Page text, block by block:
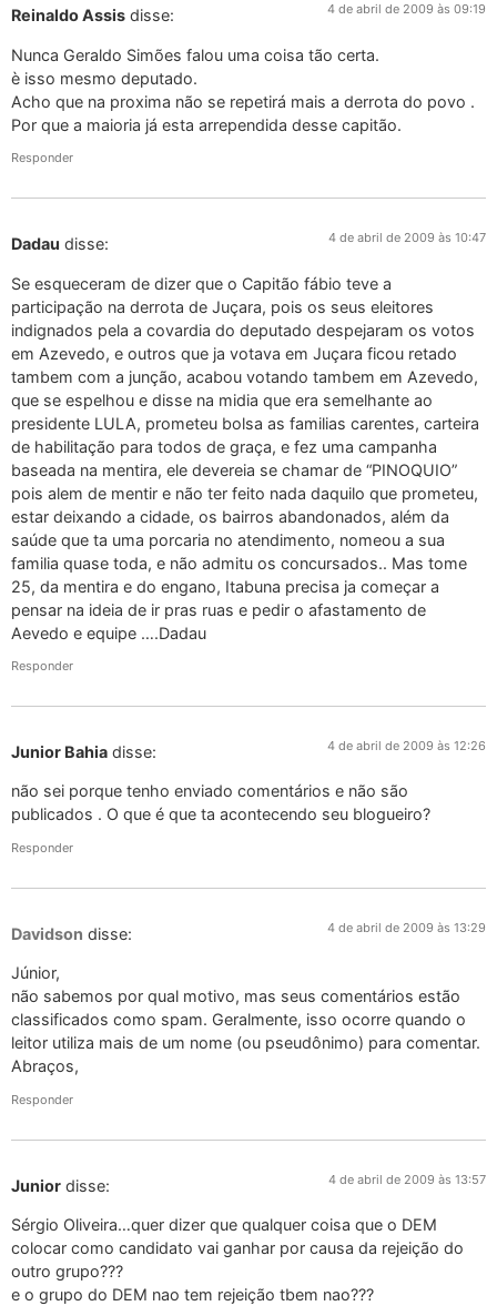
Reinaldo Assis disse: 4 de abril de 2009 às 09:19
Nunca Geraldo Simões falou uma coisa tão certa.
è isso mesmo deputado.
Acho que na proxima não se repetirá mais a derrota do povo .
Por que a maioria já esta arrependida desse capitão.
Responder
Dadau disse: 4 de abril de 2009 às 10:47
Se esqueceram de dizer que o Capitão fábio teve a
participação na derrota de Juçara, pois os seus eleitores
indignados pela a covardia do deputado despejaram os votos
em Azevedo, e outros que ja votava em Juçara ficou retado
tambem com a junção, acabou votando tambem em Azevedo,
que se espelhou e disse na midia que era semelhante ao
presidente LULA, prometeu bolsa as familias carentes, carteira
de habilitação para todos de graça, e fez uma campanha
baseada na mentira, ele devereia se chamar de “PINOQUIO”
pois alem de mentir e não ter feito nada daquilo que prometeu,
estar deixando a cidade, os bairros abandonados, além da
saúde que ta uma porcaria no atendimento, nomeou a sua
familia quase toda, e não admitu os concursados.. Mas tome
25, da mentira e do engano, Itabuna precisa ja começar a
pensar na ideia de ir pras ruas e pedir o afastamento de
Aevedo e equipe ….Dadau
Responder
Junior Bahia disse: 4 de abril de 2009 às 12:26
não sei porque tenho enviado comentários e não são
publicados . O que é que ta acontecendo seu blogueiro?
Responder
Davidson disse: 4 de abril de 2009 às 13:29
Júnior,
não sabemos por qual motivo, mas seus comentários estão
classificados como spam. Geralmente, isso ocorre quando o
leitor utiliza mais de um nome (ou pseudônimo) para comentar.
Abraços,
Responder
Junior disse: 4 de abril de 2009 às 13:57
Sérgio Oliveira…quer dizer que qualquer coisa que o DEM
colocar como candidato vai ganhar por causa da rejeição do
outro grupo???
e o grupo do DEM nao tem rejeição tbem nao???